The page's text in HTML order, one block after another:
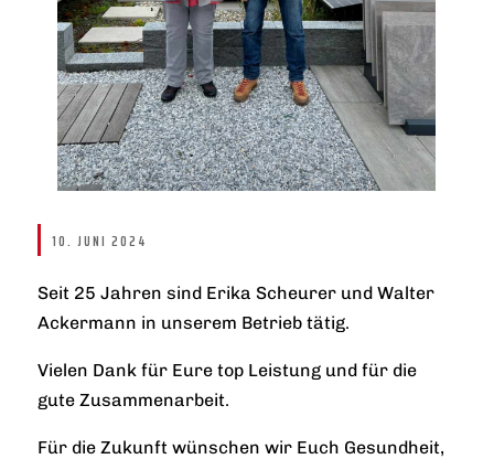
10. JUNI 2024
Seit 25 Jahren sind Erika Scheurer und Walter
Ackermann in unserem Betrieb tätig.
Vielen Dank für Eure top Leistung und für die
gute Zusammenarbeit.
Für die Zukunft wünschen wir Euch Gesundheit,